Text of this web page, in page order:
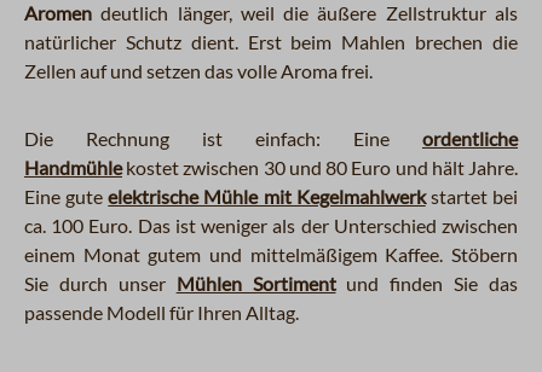
Aromen deutlich länger, weil die äußere Zellstruktur als
natürlicher Schutz dient. Erst beim Mahlen brechen die
Zellen auf und setzen das volle Aroma frei.
Die Rechnung ist einfach: Eine ordentliche
Handmühlekostet zwischen 30 und 80 Euro und hält Jahre.
Eine guteelektrische Mühle mit Kegelmahlwerkstartet bei
ca. 100 Euro. Das ist weniger als der Unterschied zwischen
einem Monat gutem und mittelmäßigem Kaffee. Stöbern
Sie durch unser Mühlen Sortimentund finden Sie das
passende Modell für Ihren Alltag.